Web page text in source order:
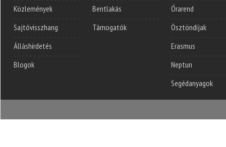
Közlemények
Sajtóvisszhang
Álláshirdetés
Blogok
Bentlakás
Támogatók
Órarend
Ösztöndíjak
Erasmus
Neptun
Segédanyagok